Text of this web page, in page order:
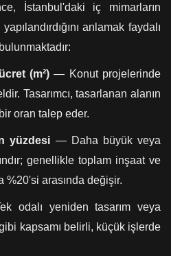
İstanbul'daki iç mimarların
anlamak faydalı
(m²)— Konut projelerinde
Tasarımcı, tasarlanan alanın
oran talep eder.
yüzdesi — Daha büyük veya
genellikle toplam inşaat ve
arasında değişir.
odalı yeniden tasarım veya
kapsamı belirli, küçük işlerde